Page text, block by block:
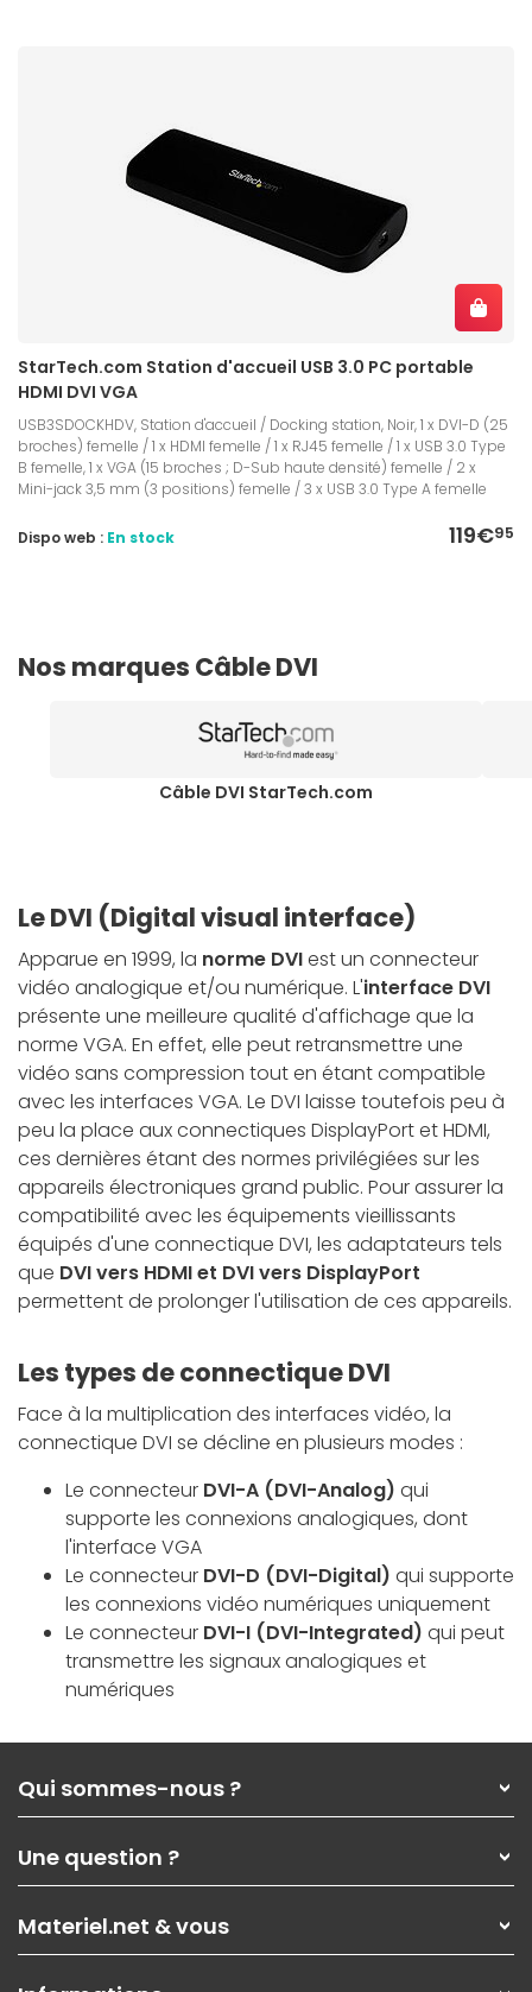
StarTech.com Station d'accueil USB 3.0 PC portable
HDMI DVI VGA
USB3SDOCKHDV, Station d'accueil / Docking station, Noir, 1 x DVI-D (25
broches) femelle / 1 x HDMI femelle / 1 x RJ45 femelle / 1 x USB 3.0 Type
B femelle, 1 x VGA (15 broches ; D-Sub haute densité) femelle / 2 x
Mini-jack 3,5 mm (3 positions) femelle / 3 x USB 3.0 Type A femelle
119€95
Dispo web : En stock
Nos marques Câble DVI
Câble DVI StarTech.com
Le DVI (Digital visual interface)
Apparue en 1999, la norme DVIest un connecteur
vidéo analogique et/ou numérique. L'interface DVI
présente une meilleure qualité d'affichage que la
norme VGA. En effet, elle peut retransmettre une
vidéo sans compression tout en étant compatible
avec les interfaces VGA. Le DVI laisse toutefois peu à
peu la place aux connectiques DisplayPort et HDMI,
ces dernières étant des normes privilégiées sur les
appareils électroniques grand public. Pour assurer la
compatibilité avec les équipements vieillissants
équipés d'une connectique DVI, les adaptateurs tels
que DVI vers HDMI et DVI vers DisplayPort
permettent de prolonger l'utilisation de ces appareils.
Les types de connectique DVI
Face à la multiplication des interfaces vidéo, la
connectique DVI se décline en plusieurs modes :
Le connecteur DVI-A (DVI-Analog) qui
supporte les connexions analogiques, dont
l'interface VGA
Le connecteur DVI-D (DVI-Digital) qui supporte
les connexions vidéo numériques uniquement
Le connecteur DVI-I (DVI-Integrated) qui peut
transmettre les signaux analogiques et
numériques
Qui sommes-nous ?
Nos services
Les magasins Materiel.net
Nos solutions pour les pros
Contactez-nous
Une question ?
Paiement, livraison
Garanties,Pack Zen
SAV, demander un retour
Materiel.net & vous